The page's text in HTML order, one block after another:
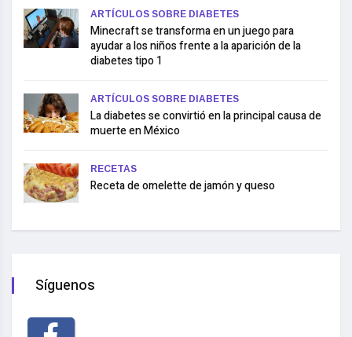
ARTÍCULOS SOBRE DIABETES
Minecraft se transforma en un juego para
ayudar a los niños frente a la aparición de la
diabetes tipo 1
ARTÍCULOS SOBRE DIABETES
La diabetes se convirtió en la principal causa de
muerte en México
RECETAS
Receta de omelette de jamón y queso
Síguenos